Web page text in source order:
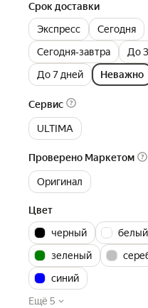
Срок доставки
Экспресс
Сегодня
Сегодня‐завтра
До
До 7 дней
Неважно
Сервис
ULTIMA
Проверено Маркетом
Оригинал
Цвет
черный
белый
зеленый
синий
Ещё 5